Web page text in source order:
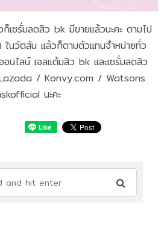
เซรั่มลดสิว bk มีขายแล้วนะคะ ตามไป
ในวัตสัน แล้วก็ตามตัวแทนจำหน่ายทั่ว
อนไลน์ เจลแต้มสิว bk และเซรั่มลดสิว
/ Konvy.com / Watsons
นะคะ